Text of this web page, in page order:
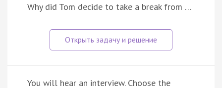
Why did Tom decide to take a break from …
You will hear an interview. Choose the